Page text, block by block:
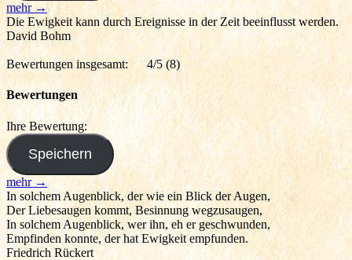
mehr →
Die Ewigkeit kann durch Ereignisse in der Zeit beeinflusst werden.
David Bohm
Bewertungen insgesamt: 4/5 (8)
Bewertungen
Ihre Bewertung:
mehr →
In solchem Augenblick, der wie ein Blick der Augen,
Der Liebesaugen kommt, Besinnung wegzusaugen,
In solchem Augenblick, wer ihn, eh er geschwunden,
Empfinden konnte, der hat Ewigkeit empfunden.
Friedrich Rückert